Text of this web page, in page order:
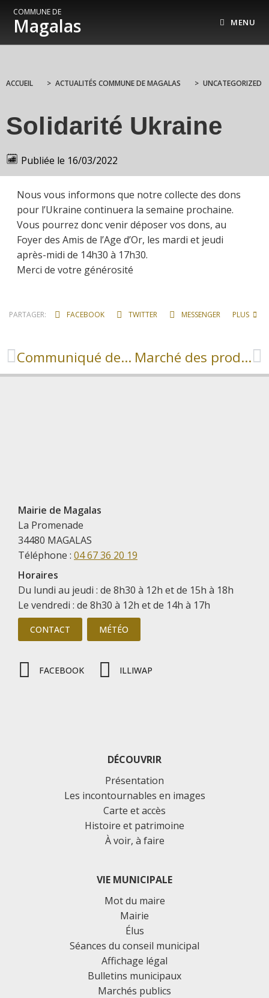
COMMUNE DE
Magalas MENU
ACCUEIL > ACTUALITÉS COMMUNE DE MAGALAS > UNCATEGORIZED
Solidarité Ukraine
Publiée le 16/03/2022
Nous vous informons que notre collecte des dons
pour l’Ukraine continuera la semaine prochaine.
Vous pourrez donc venir déposer vos dons, au
Foyer des Amis de l’Age d’Or, les mardi et jeudi
après-midi de 14h30 à 17h30.
Merci de votre générosité
PARTAGER: FACEBOOK TWITTER MESSENGER PLUS
Communiqué des Restos du Coeur Marché des produits du terroir
Mairie de Magalas
La Promenade
34480 MAGALAS
Téléphone : 04 67 36 20 19
Horaires
Du lundi au jeudi : de 8h30 à 12h et de 15h à 18h
Le vendredi : de 8h30 à 12h et de 14h à 17h
CONTACT MÉTÉO
FACEBOOK ILLIWAP
DÉCOUVRIR
Présentation
Les incontournables en images
Carte et accès
Histoire et patrimoine
À voir, à faire
VIE MUNICIPALE
Mot du maire
Mairie
Élus
Séances du conseil municipal
Affichage légal
Bulletins municipaux
Marchés publics